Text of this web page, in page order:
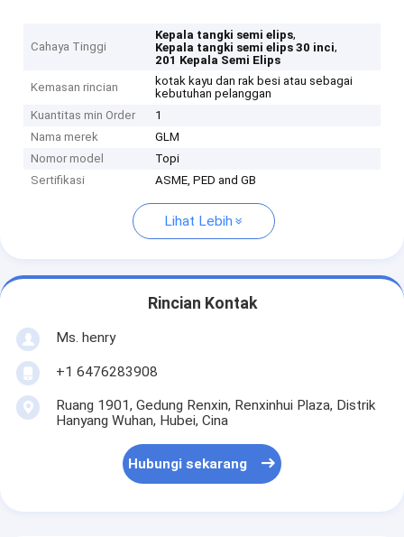
Cahaya Tinggi
Kepala tangki semi elips,
Kepala tangki semi elips 30 inci,
201 Kepala Semi Elips
Kemasan rincian
kotak kayu dan rak besi atau sebagai
kebutuhan pelanggan
Kuantitas min Order
1
Nama merek
GLM
Nomor model
Topi
Sertifikasi
ASME, PED and GB
Lihat Lebih
Rincian Kontak
Ms. henry
+1 6476283908
Ruang 1901, Gedung Renxin, Renxinhui Plaza, Distrik
Hanyang Wuhan, Hubei, Cina
Hubungi sekarang